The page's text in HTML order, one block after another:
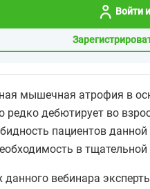
Войти
мышечная атрофия в
редко дебютирует во
пациентов
в
данного вебинара